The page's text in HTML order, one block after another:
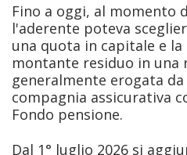
Fino a oggi, al momento
l'aderente poteva
una quota in capitale e la
montante residuo in una
generalmente erogata da
compagnia assicurativa
Fondo pensione.
Dal 1° luglio 2026 si